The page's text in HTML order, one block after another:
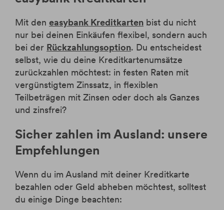
Mit den easybank Kreditkarten bist du nicht
nur bei deinen Einkäufen flexibel, sondern auch
bei der Rückzahlungsoption. Du entscheidest
selbst, wie du deine Kreditkartenumsätze
zurückzahlen möchtest: in festen Raten mit
vergünstigtem Zinssatz, in flexiblen
Teilbeträgen mit Zinsen oder doch als Ganzes
und zinsfrei?
Sicher zahlen im Ausland: unsere
Empfehlungen
Wenn du im Ausland mit deiner Kreditkarte
bezahlen oder Geld abheben möchtest, solltest
du einige Dinge beachten: